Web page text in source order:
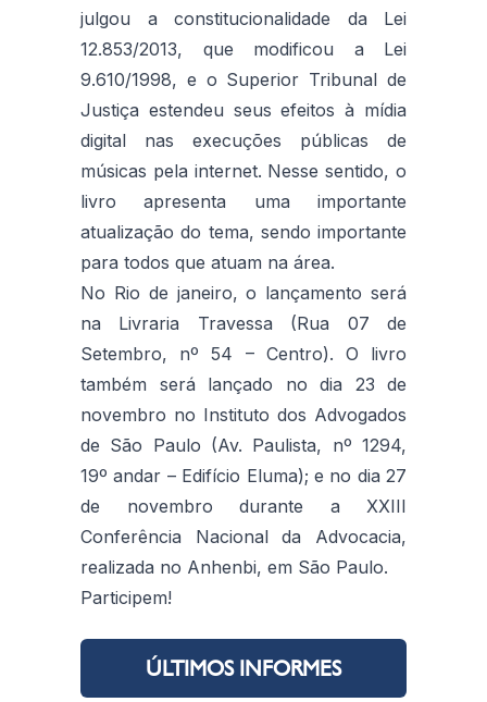
julgou a constitucionalidade da Lei
12.853/2013, que modificou a Lei
9.610/1998, e o Superior Tribunal de
Justiça estendeu seus efeitos à mídia
digital nas execuções públicas de
músicas pela internet. Nesse sentido, o
livro apresenta uma importante
atualização do tema, sendo importante
para todos que atuam na área.
No Rio de janeiro, o lançamento será
na Livraria Travessa (Rua 07 de
Setembro, nº 54 – Centro). O livro
também será lançado no dia 23 de
novembro no Instituto dos Advogados
de São Paulo (Av. Paulista, nº 1294,
19º andar – Edifício Eluma); e no dia 27
de novembro durante a XXIII
Conferência Nacional da Advocacia,
realizada no Anhenbi, em São Paulo.
Participem!
ÚLTIMOS INFORMES